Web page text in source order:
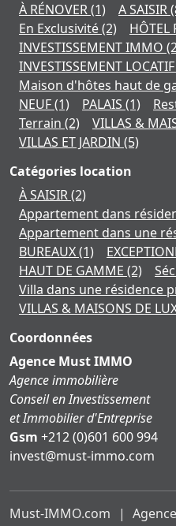
À RÉNOVER(1) A SAISIR
En Exclusivité(2) HÔTEL
INVESTISSEMENT IMMO
INVESTISSEMENT LOCATIF
Maison d'hôtes haut de
NEUF(1) PALAIS (1)
Terrain (2) VILLAS &
VILLAS ET JARDIN (5)
Catégories location
À SAISIR(2)
Appartement dans
Appartement dans une
BUREAUX(1)
HAUT DE GAMME (2)
Villa dans une résidence
VILLAS & MAISONS DE
Coordonnées
Agence Must IMMO
Agence immobilière
Conseil en Investissement
et Immobilier d'Entreprise
Gsm +212 (0)601 600 994
moc.ommi-tsum@tsevni
Must-IMMO.com |